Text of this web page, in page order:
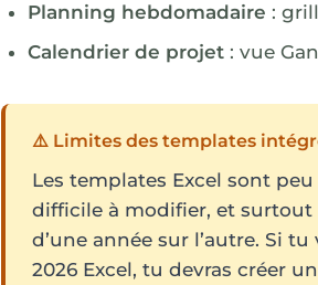
Planning hebdomadaire :
Calendrier de projet: vue
⚠️ Limites des templates
Les templates Excel sont
difficile à modifier, et
d’une année sur l’autre. Si
2026 Excel, tu devras créer